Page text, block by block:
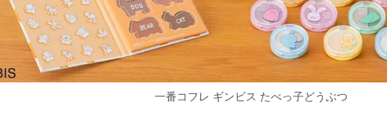
一番コフレ ギンビス たべっ子どうぶつ